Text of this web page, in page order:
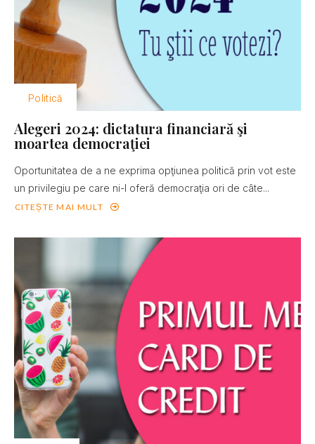
Politică
Alegeri 2024: dictatura financiară şi
moartea democraţiei
Oportunitatea de a ne exprima opţiunea politică prin vot este
un privilegiu pe care ni-l oferă democraţia ori de câte...
CITEȘTE MAI MULT